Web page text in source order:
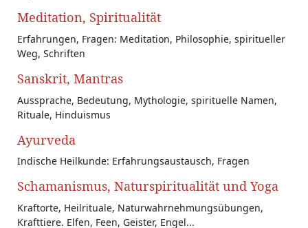
Meditation, Spiritualität
Erfahrungen, Fragen: Meditation, Philosophie, spiritueller
Weg, Schriften
Sanskrit, Mantras
Aussprache, Bedeutung, Mythologie, spirituelle Namen,
Rituale, Hinduismus
Ayurveda
Indische Heilkunde: Erfahrungsaustausch, Fragen
Schamanismus, Naturspiritualität und Yoga
Kraftorte, Heilrituale, Naturwahrnehmungsübungen,
Krafttiere. Elfen, Feen, Geister, Engel...